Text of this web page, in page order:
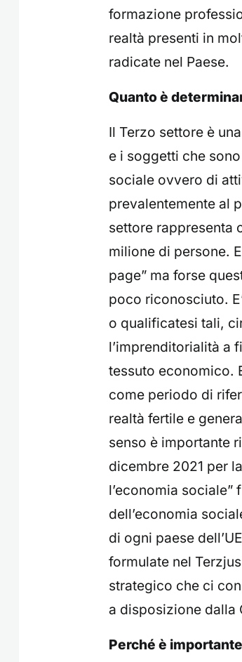
formazione
realtà presenti in
radicate nel Paese.
Quanto è
Il Terzo settore è
e i soggetti che
sociale ovvero di
prevalentemente al
settore rappresenta
milione di persone.
page” ma forse
poco riconosciuto.
o qualificatesi tali,
l’imprenditorialità a
tessuto economico.
come periodo di
realtà fertile e
senso è importante
dicembre 2021 per
l’economia
dell’economia
di ogni paese
formulate nel
strategico che ci
a disposizione dalla
Perché è